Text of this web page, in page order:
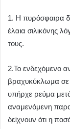
1. Η πυρόσφαιρα
έλαια σιλικόνης
τους.
2.Το ενδεχόμενο
βραχυκύκλωμα σε
υπήρχε ρεύμα
αναμενόμενη
δείχνουν ότι η